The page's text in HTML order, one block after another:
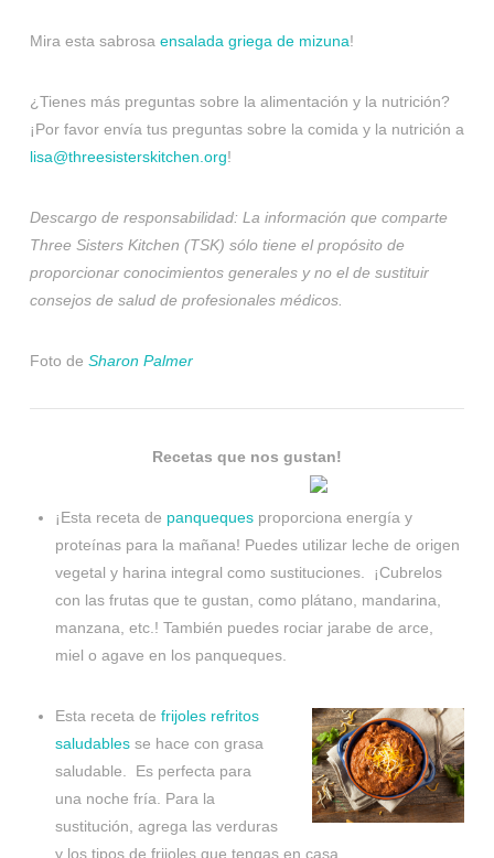
Mira esta sabrosa ensalada griega de mizuna!
¿Tienes más preguntas sobre la alimentación y la nutrición?
¡Por favor envía tus preguntas sobre la comida y la nutrición a
lisa@threesisterskitchen.org!
Descargo de responsabilidad: La información que comparte
Three Sisters Kitchen (TSK) sólo tiene el propósito de
proporcionar conocimientos generales y no el de sustituir
consejos de salud de profesionales médicos.
Foto de Sharon Palmer
Recetas que nos gustan!
¡Esta receta de panqueques proporciona energía y
proteínas para la mañana! Puedes utilizar leche de origen
vegetal y harina integral como sustituciones. ¡Cubrelos
con las frutas que te gustan, como plátano, mandarina,
manzana, etc.! También puedes rociar jarabe de arce,
miel o agave en los panqueques.
Esta receta defrijoles refritos
saludables se hace con grasa
saludable. Es perfecta para
una noche fría. Para la
sustitución, agrega las verduras
y los tipos de frijoles que tengas en casa.